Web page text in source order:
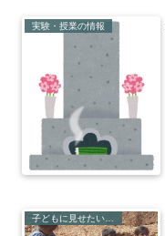
実験・授業の情報